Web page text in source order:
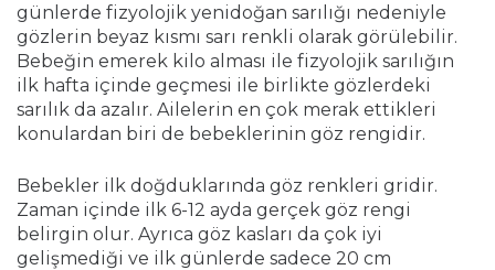
günlerde fizyolojik yenidoğan sarılığı nedeniyle
gözlerin beyaz kısmı sarı renkli olarak görülebilir.
Bebeğin emerek kilo alması ile fizyolojik sarılığın
ilk hafta içinde geçmesi ile birlikte gözlerdeki
sarılık da azalır. Ailelerin en çok merak ettikleri
konulardan biri de bebeklerinin göz rengidir.
Bebekler ilk doğduklarında göz renkleri gridir.
Zaman içinde ilk 6-12 ayda gerçek göz rengi
belirgin olur. Ayrıca göz kasları da çok iyi
gelişmediği ve ilk günlerde sadece 20 cm